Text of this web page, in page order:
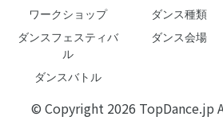
ワークショップ
ダンスフェスティバ
ル
ダンスバトル
ダンス種類
ダンス会場
© Copyright 2026 TopDance.jp